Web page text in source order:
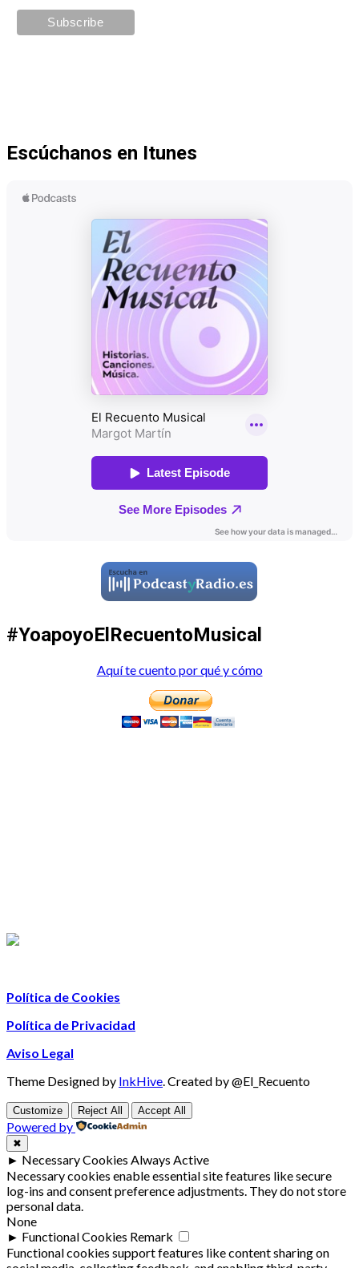
Escúchanos en Itunes
#YoapoyoElRecuentoMusical
Aquí te cuento por qué y cómo
Política de Cookies
Política de Privacidad
Aviso Legal
Theme Designed by InkHive.Created by @El_Recuento
Customize Reject All Accept All
Powered by
✖
► Necessary Cookies Always Active
Necessary cookies enable essential site features like secure
log-ins and consent preference adjustments. They do not store
personal data.
None
► Functional Cookies Remark
Functional cookies support features like content sharing on